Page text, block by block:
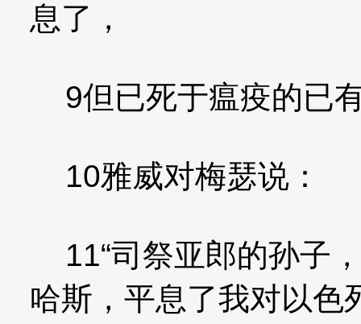
息了，
9但已死于瘟疫的已
10雅威对梅瑟说：
11“司祭亚郎的孙子
哈斯，平息了我对以色